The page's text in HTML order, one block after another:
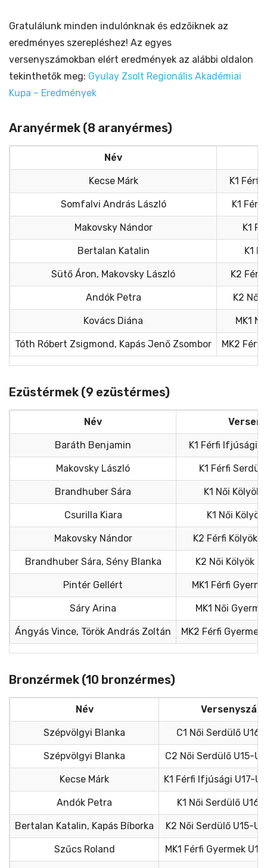
Gratulálunk minden indulónknak és edzőiknek az
eredményes szerepléshez! Az egyes
versenyszámokban elért eredmények az alábbi oldalon
tekinthetők meg: Gyulay Zsolt Regionális Akadémiai
Kupa – Eredmények
Aranyérmek (8 aranyérmes)
Név
Kecse Márk K1 Férfi
Somfalvi András László K1
Makovsky Nándor K1
Bertalan Katalin K1
Sütő Áron, Makovsky László K2
Andók Petra K2 Női
Kovács Diána MK1
Tóth Róbert Zsigmond, Kapás Jenő Zsombor MK2 Férfi
Ezüstérmek (9 ezüstérmes)
Név
Baráth Benjamin K1 Férfi Ifjúsági
Makovsky László K1 Férfi
Brandhuber Sára K1 Női Kölyök
Csurilla Kiara K1 Női
Makovsky Nándor K2 Férfi Kölyök
Brandhuber Sára, Sény Blanka K2 Női Kölyök
Pintér Gellért MK1 Férfi
Sáry Arina MK1 Női
Ángyás Vince, Török András Zoltán MK2 Férfi
Bronzérmek (10 bronzérmes)
Név Versenyszám
Szépvölgyi Blanka C1 Női Serdülő U16
Szépvölgyi Blanka C2 Női Serdülő U15-
Kecse Márk K1 Férfi Ifjúsági U17-
Andók Petra K1 Női Serdülő U16
Bertalan Katalin, Kapás Bíborka K2 Női Serdülő U15-
Szűcs Roland MK1 Férfi Gyermek